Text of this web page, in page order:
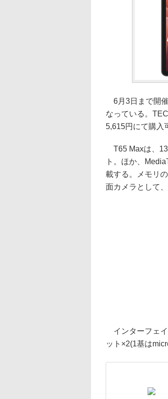
6月3日まで開
なっている。
5,615円にて購入
T65 Maxは、13
ト。ほか、
載する。メモリ
面カメラとして
インターフェイ
ット×2(1基は